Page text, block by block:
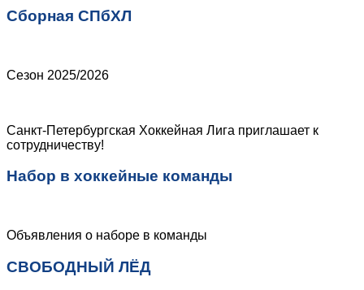
Сборная СПбХЛ
Сезон 2025/2026
Санкт-Петербургская Хоккейная Лига приглашает к
сотрудничеству!
Набор в хоккейные команды
Объявления о наборе в команды
СВОБОДНЫЙ ЛЁД